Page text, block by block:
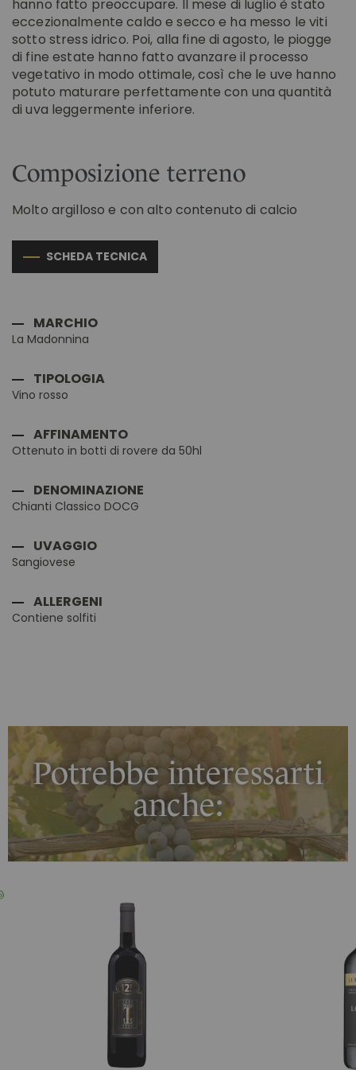
hanno fatto preoccupare. Il mese di luglio è stato
eccezionalmente caldo e secco e ha messo le viti
sotto stress idrico. Poi, alla fine di agosto, le piogge
di fine estate hanno fatto avanzare il processo
vegetativo in modo ottimale, così che le uve hanno
potuto maturare perfettamente con una quantità
di uva leggermente inferiore.
Composizione terreno
Molto argilloso e con alto contenuto di calcio
SCHEDA TECNICA
MARCHIO
La Madonnina
TIPOLOGIA
Vino rosso
AFFINAMENTO
Ottenuto in botti di rovere da 50hl
DENOMINAZIONE
Chianti Classico DOCG
UVAGGIO
Sangiovese
ALLERGENI
Contiene solfiti
Potrebbe interessarti
anche: